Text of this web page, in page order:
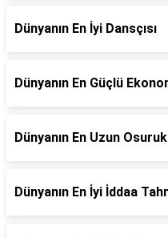
Dünyanın En İyi Dansçısı
Dünyanın En Güçlü
Dünyanın En Uzun
Dünyanın En İyi İddaa